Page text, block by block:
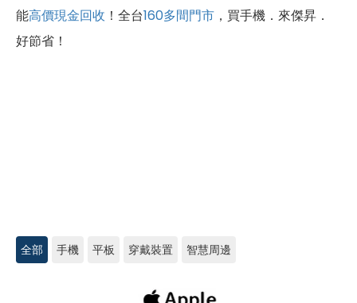
能高價現金回收 ！全台160多間門市 ，買手機．來傑昇．
好節省！
全部 手機 平板 穿戴裝置 智慧周邊